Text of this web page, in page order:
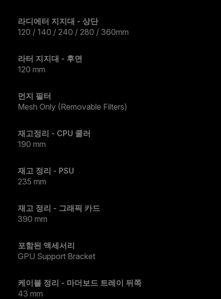
라디에터 지지대 - 상단
120 / 140 / 240 / 280 / 360mm
라터 지지대 - 후면
120 mm
먼지 필터
Mesh Only (Removable Filters)
재고정리 - CPU 쿨러
190 mm
재고 정리 - PSU
235 mm
재고 정리 - 그래픽 카드
390 mm
포함된 액세서리
GPU Support Bracket
케이블 정리 - 마더보드 트레이 뒤쪽
43 mm